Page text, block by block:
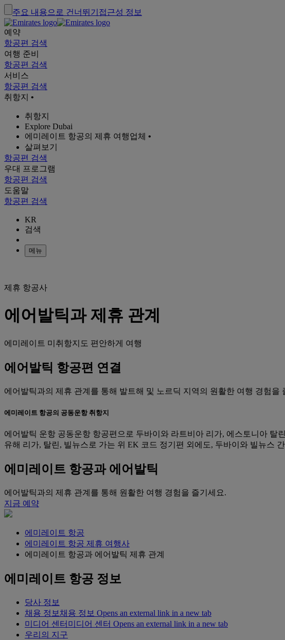
주요 내용으로 건너뛰기 접근성 정보
예약
항공편 검색
여행 준비
항공편 검색
서비스
항공편 검색
취항지 •
취항지
Explore Dubai
에미레이트 항공의 제휴 여행업체 •
살펴보기
항공편 검색
우대 프로그램
항공편 검색
도움말
항공편 검색
KR
검색
메뉴
제휴 항공사
에어발틱과 제휴 관계
에미레이트 미취항지도 편안하게 여행
에어발틱 항공편 연결
에어발틱과의 제휴 관계를 통해 발트해 및 노르딕 지역의 원활한 여행 경험을
에미레이트 항공의 공동운항 취항지
에어발틱 운항 공동운항 항공편으로 두바이와 라트비아 리가, 에스토니아
유해 리가, 탈린, 빌뉴스로 가는 위 EK 코드 정기편 외에도, 두바이와 빌뉴스
에미레이트 항공과 에어발틱
에어발틱과의 제휴 관계를 통해 원활한 여행 경험을 즐기세요.
지금 예약
에미레이트 항공
에미레이트 항공 제휴 여행사
에미레이트 항공과 에어발틱 제휴 관계
에미레이트 항공 정보
당사 정보
채용 정보 채용 정보 Opens an external link in a new tab
미디어 센터 미디어 센터 Opens an external link in a new tab
우리의 지구